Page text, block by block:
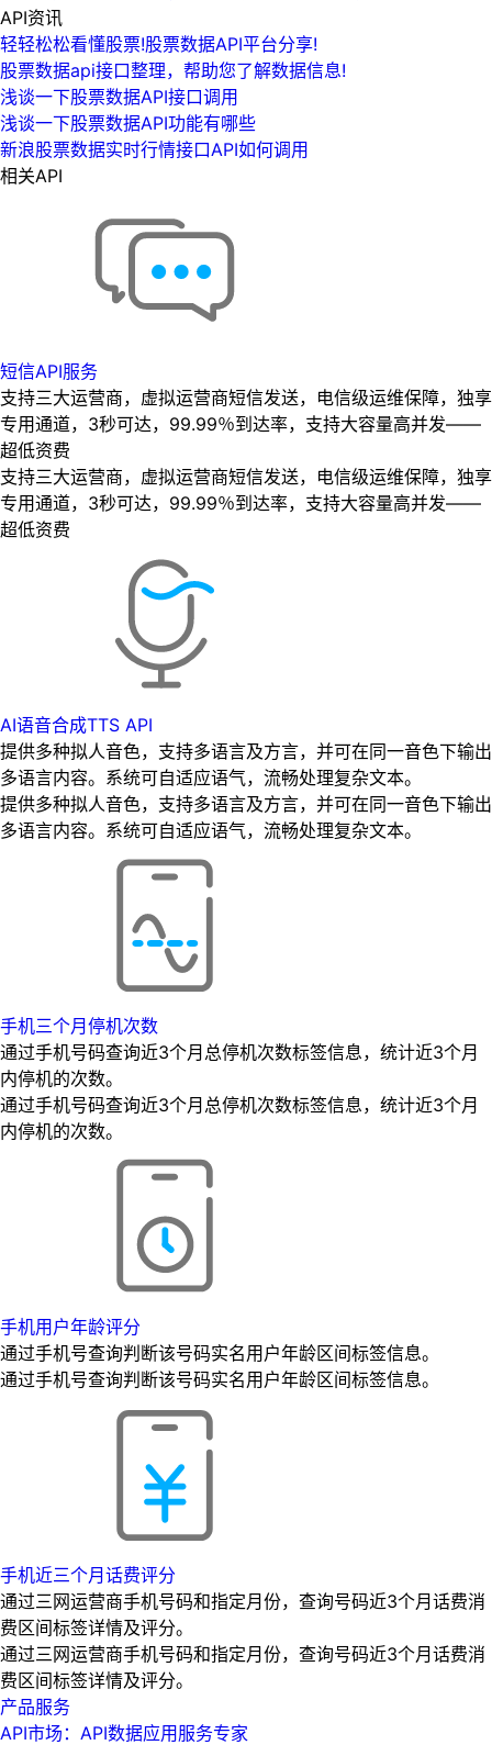
API资讯
轻轻松松看懂股票!股票数据API平台分享!
股票数据api接口整理，帮助您了解数据信息!
浅谈一下股票数据API接口调用
浅谈一下股票数据API功能有哪些
新浪股票数据实时行情接口API如何调用
相关API
短信API服务
支持三大运营商，虚拟运营商短信发送，电信级运维保障，独享
专用通道，3秒可达，99.99％到达率，支持大容量高并发——
超低资费
支持三大运营商，虚拟运营商短信发送，电信级运维保障，独享
专用通道，3秒可达，99.99％到达率，支持大容量高并发——
超低资费
AI语音合成TTS API
提供多种拟人音色，支持多语言及方言，并可在同一音色下输出
多语言内容。系统可自适应语气，流畅处理复杂文本。
提供多种拟人音色，支持多语言及方言，并可在同一音色下输出
多语言内容。系统可自适应语气，流畅处理复杂文本。
手机三个月停机次数
通过手机号码查询近3个月总停机次数标签信息，统计近3个月
内停机的次数。
通过手机号码查询近3个月总停机次数标签信息，统计近3个月
内停机的次数。
手机用户年龄评分
通过手机号查询判断该号码实名用户年龄区间标签信息。
通过手机号查询判断该号码实名用户年龄区间标签信息。
手机近三个月话费评分
通过三网运营商手机号码和指定月份，查询号码近3个月话费消
费区间标签详情及评分。
通过三网运营商手机号码和指定月份，查询号码近3个月话费消
费区间标签详情及评分。
产品服务
API市场：API数据应用服务专家